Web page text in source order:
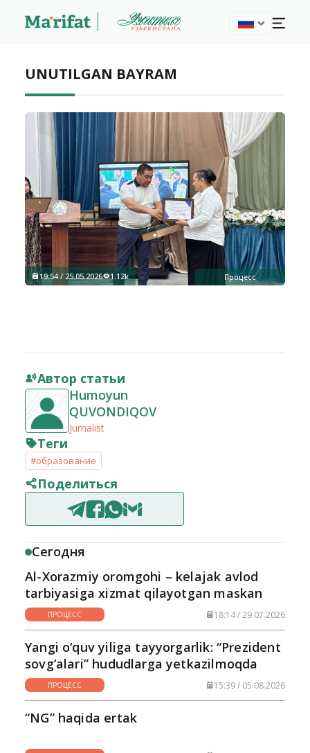
UNUTILGAN BAYRAM
Процесс
19:54 / 25.05.2026 1.12k
Автор статьи
Humoyun
QUVONDIQOV
Jurnalist
Теги
#образование
Поделиться
Сегодня
Al-Xorazmiy oromgohi – kelajak avlod
tarbiyasiga xizmat qilayotgan maskan
ПРОЦЕСС 18:14 / 29.07.2026
Yangi o‘quv yiliga tayyorgarlik: “Prezident
sovg‘alari” hududlarga yetkazilmoqda
ПРОЦЕСС 15:39 / 05.08.2026
“NG” haqida ertak